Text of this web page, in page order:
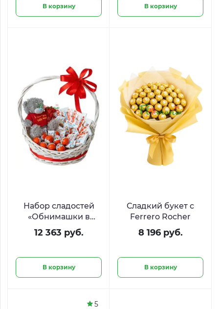
В корзину В корзину
Набор сладостей
«Обнимашки в
корзинке»
12 363 руб.
В корзину
Сладкий букет с
Ferrero Rocher
8 196 руб.
В корзину
5